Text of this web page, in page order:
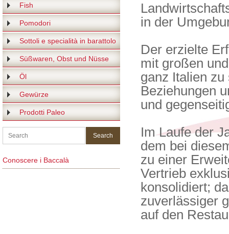
Fish
Pomodori
Sottoli e specialità in barattolo
Süßwaren, Obst und Nüsse
Öl
Gewürze
Prodotti Paleo
Conoscere i Baccalà
in der
Der erzielte
mit großen
ganz Italien
Beziehungen
und
Im Laufe der
dem bei
zu einer
Vertrieb
konsolidiert;
zuverlässiger
auf den